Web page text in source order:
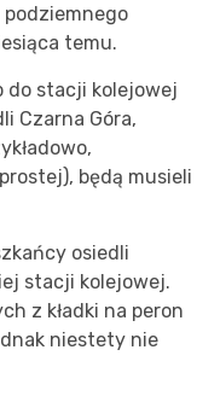
podziemnego
temu.
do stacji kolejowej
Czarna Góra,
będą musieli
osiedli
stacji kolejowej.
z kładki na peron
niestety nie